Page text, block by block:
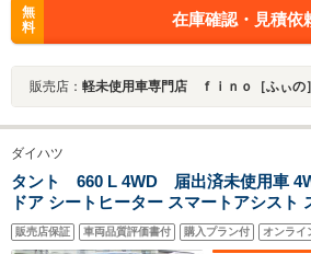
無
料
在庫確認・見積依
販売店： 軽未使用車専門店 ｆｉｎｏ［ふぃの
ダイハツ
タント 660 L 4WD 届出済未使用車
ドア シートヒーター スマートアシスト
ッチバックカメラ ヒーター付電動格納
ッドランプ オートハイビーム コーナー
販売店保証 車両品質評価書付 購入プラン付 オンライ